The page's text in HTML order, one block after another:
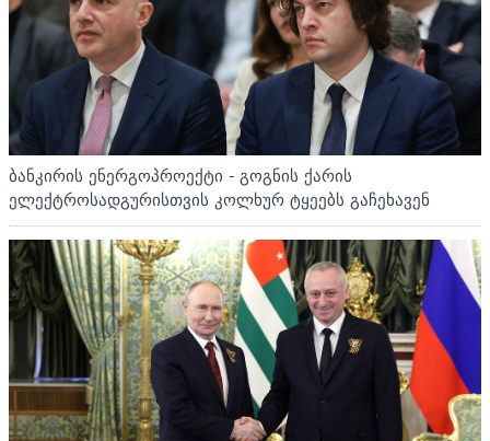
ბანკირის ენერგოპროექტი - გოგნის ქარის
ელექტროსადგურისთვის კოლხურ ტყეებს გაჩეხავენ